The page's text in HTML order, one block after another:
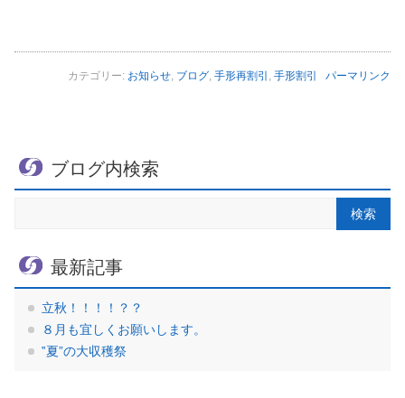
カテゴリー: お知らせ, ブログ, 手形再割引 , 手形割引 パーマリンク
ブログ内検索
最新記事
立秋！！！！？？
８月も宜しくお願いします。
‟夏”の大収穫祭